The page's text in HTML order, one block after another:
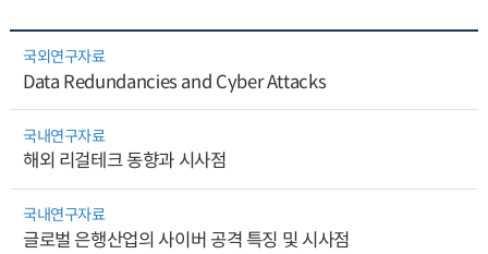
국외연구자료
Data Redundancies and Cyber Attacks
국내연구자료
해외 리걸테크 동향과 시사점
국내연구자료
글로벌 은행산업의 사이버 공격 특징 및 시사점